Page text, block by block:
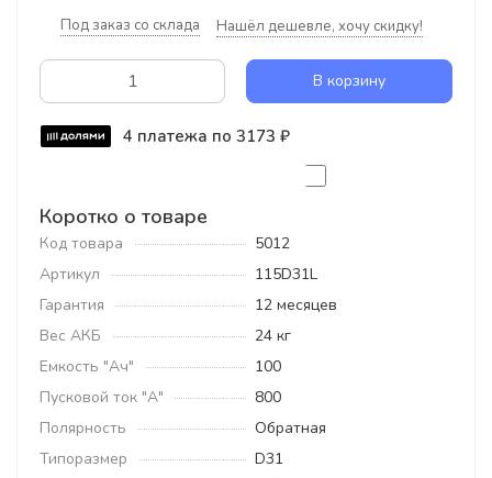
Под заказ со склада Нашёл дешевле, хочу скидку!
В корзину
4 платежа по 3173 ₽
Коротко о товаре
Код товара
5012
Артикул
115D31L
Гарантия
12 месяцев
Вес АКБ
24 кг
Емкость "Ач"
100
Пусковой ток "А"
800
Полярность
Обратная
Типоразмер
D31